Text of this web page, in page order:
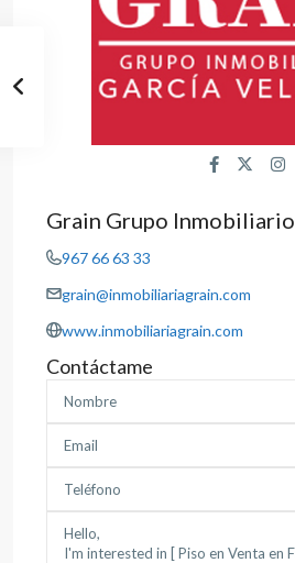
Grain Grupo Inmobiliario
967 66 63 33
grain@inmobiliariagrain.com
www.inmobiliariagrain.com
Contáctame